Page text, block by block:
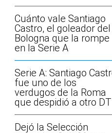
Cuánto vale Santiago
Castro, el goleador del
Bologna que la rompe
en la Serie A
Serie A: Santiago
fue uno de los
verdugos de la Roma
que despidió a otro DT
Dejó la Selección